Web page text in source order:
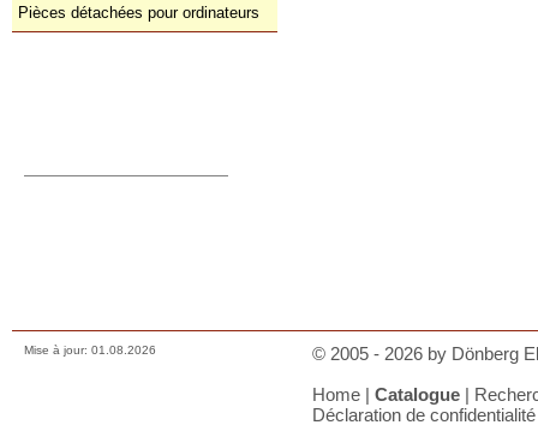
Pièces détachées pour ordinateurs
Mise à jour: 01.08.2026
© 2005 - 2026 by Dönberg
Home | Catalogue |
Déclaration de confidentialité